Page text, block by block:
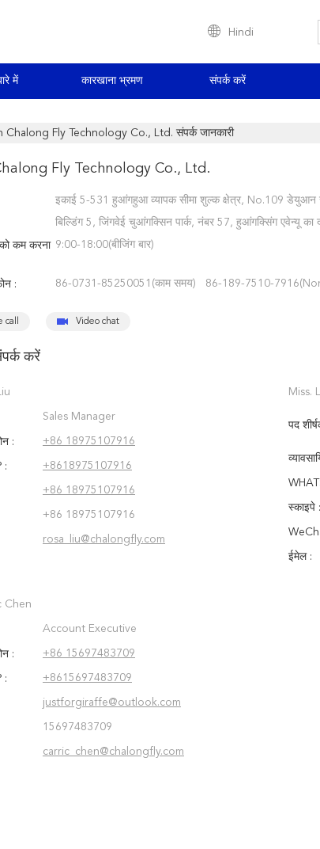
Hindi
में कारखाना भ्रमण संपर्क करें
Chalong Fly Technology Co., Ltd. संपर्क जानकारी
Fly Technology Co., Ltd.
इकाई 5-531 हुआंगहुआ व्यापक सीमा शुल्क क्षेत्र, No.109 डेयुआन
बिल्डिंग 5, जिंगवेई चुआंगक्सिन पार्क, नंबर 57, हुआंगक्सिंग एवेन्यू का
कम करना 9:00-18:00(बीजिंग बार)
: 86-0731-85250051(काम समय) 86-189-7510-
call Video chat
करें
Sales Manager
: +86 18975107916
: +8618975107916
+86 18975107916
+86 18975107916
rosa_liu@chalongfly.com
Miss.
पद
स्काइपे :
ईमेल :
Chen
Account Executive
: +86 15697483709
: +8615697483709
justforgiraffe@outlook.com
15697483709
carric_chen@chalongfly.com